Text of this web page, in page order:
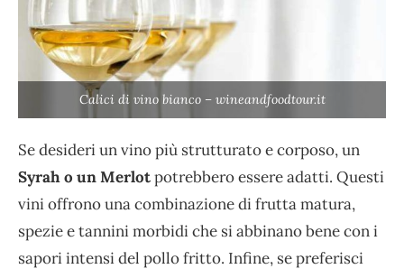
Calici di vino bianco – wineandfoodtour.it
Se desideri un vino più strutturato e corposo, un
Syrah o un Merlotpotrebbero essere adatti. Questi
vini offrono una combinazione di frutta matura,
spezie e tannini morbidi che si abbinano bene con i
sapori intensi del pollo fritto. Infine, se preferisci